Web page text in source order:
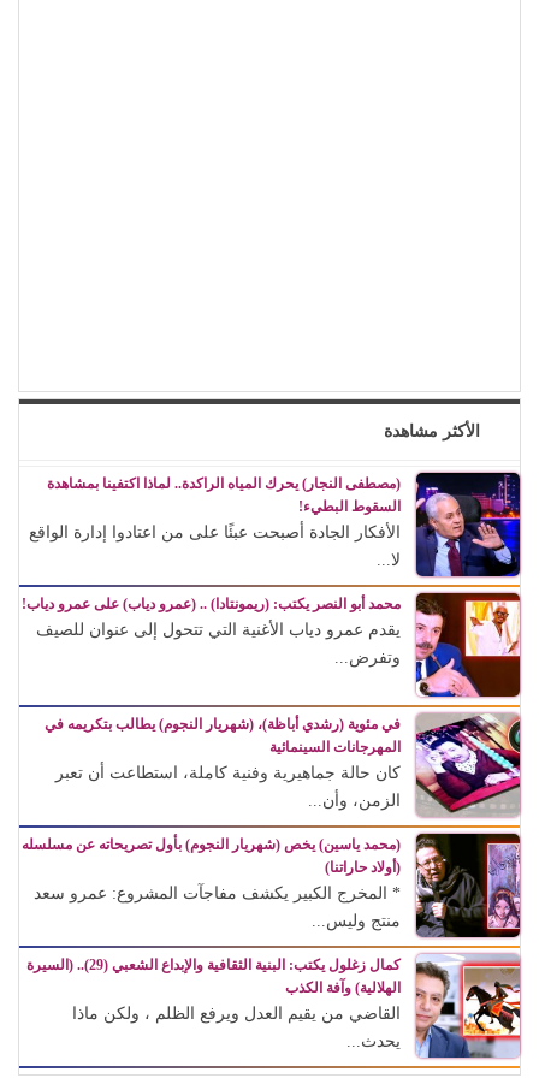
الأكثر مشاهدة
(مصطفى النجار) يحرك المياه الراكدة.. لماذا اكتفينا بمشاهدة
السقوط البطيء!
الأفكار الجادة أصبحت عبئًا على من اعتادوا إدارة الواقع
لا...
محمد أبو النصر يكتب: (ريمونتادا) .. (عمرو دياب) على عمرو دياب!
يقدم عمرو دياب الأغنية التي تتحول إلى عنوان للصيف
وتفرض...
في مئوية (رشدي أباظة)، (شهريار النجوم) يطالب بتكريمه في
المهرجانات السينمائية
كان حالة جماهيرية وفنية كاملة، استطاعت أن تعبر
الزمن، وأن...
(محمد ياسين) يخص (شهريار النجوم) بأول تصريحاته عن مسلسله
(أولاد حاراتنا)
* المخرج الكبير يكشف مفاجآت المشروع: عمرو سعد
منتج وليس...
كمال زغلول يكتب: البنية الثقافية والإبداع الشعبي (29).. (السيرة
الهلالية) وآفة الكذب
القاضي من يقيم العدل ويرفع الظلم ، ولكن ماذا
يحدث...